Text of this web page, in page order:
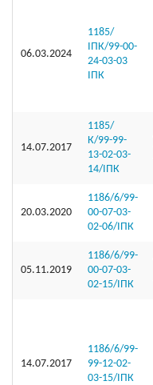
06.03.2024
1185/
ІПК/99-00-
24-03-03
ІПК
14.07.2017
1185/
К/99-99-
13-02-03-
14/ІПК
20.03.2020
1186/6/99-
00-07-03-
02-06/ІПК
05.11.2019
1186/6/99-
00-07-03-
02-15/ІПК
14.07.2017
1186/6/99-
99-12-02-
03-15/ІПК